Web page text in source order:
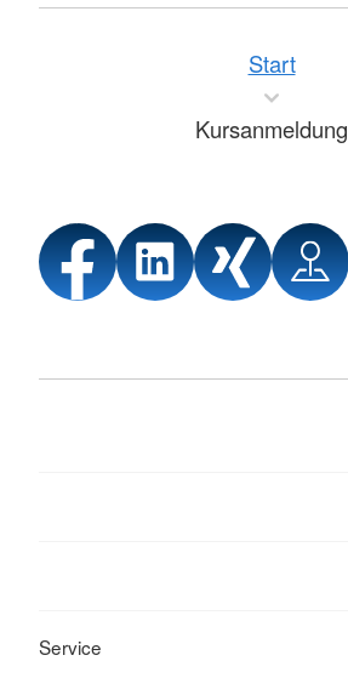
Start
Kursanmeldung
Service